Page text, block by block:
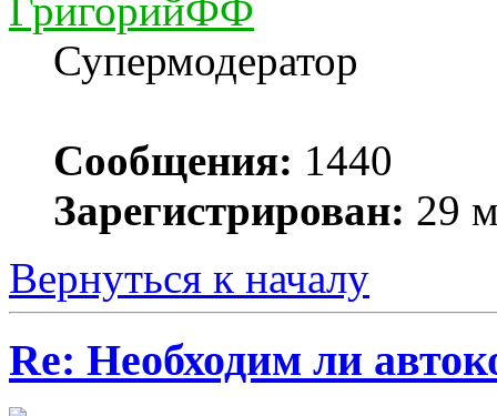
ГригорийФФ
Супермодератор
Сообщения: 1440
Зарегистрирован: 29
Вернуться к началу
Re: Необходим ли